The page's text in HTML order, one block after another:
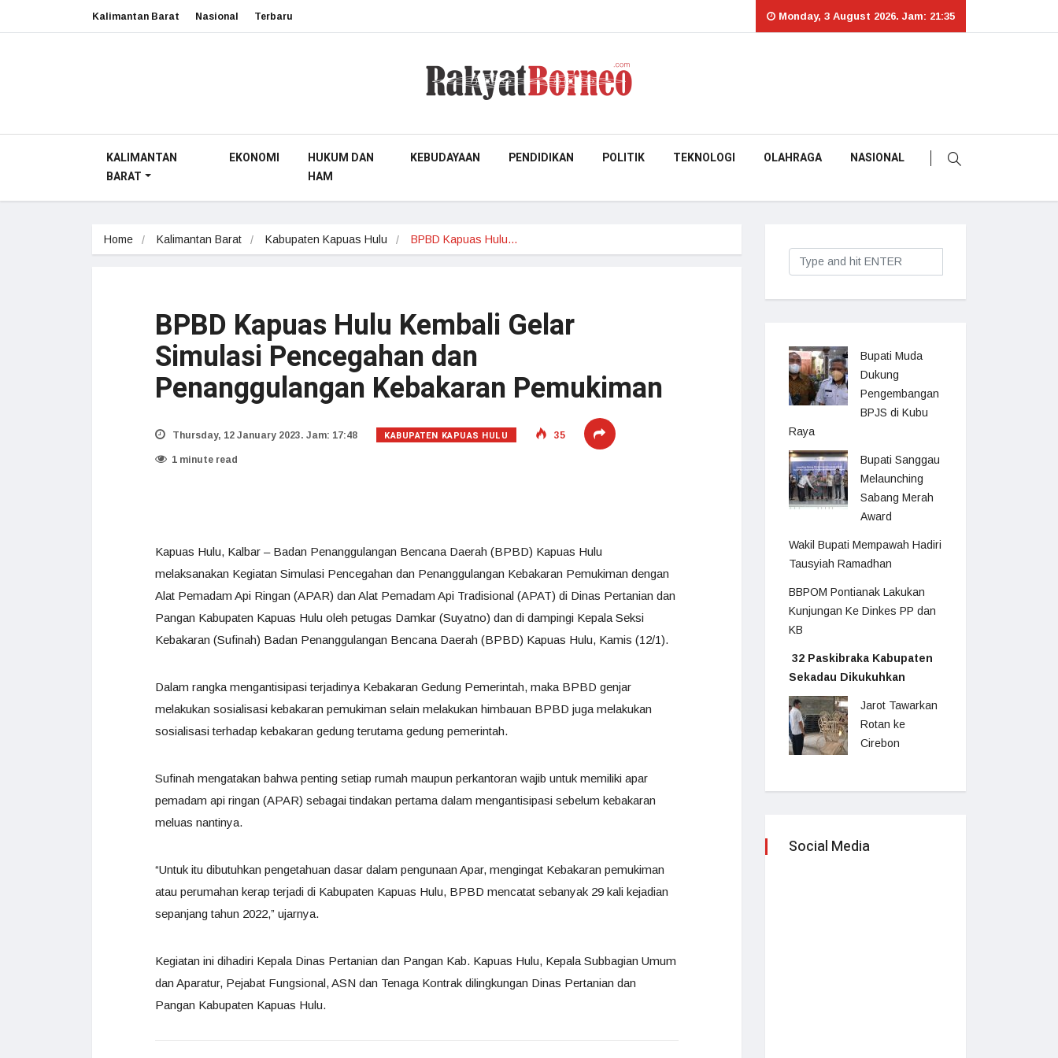
Kalimantan Barat Nasional Terbaru Monday, 3 August 2026. Jam: 21:35
KALIMANTAN
BARAT
EKONOMI
HUKUM DAN
HAM
KEBUDAYAAN PENDIDIKAN POLITIK TEKNOLOGI OLAHRAGA NASIONAL
Home Kalimantan Barat Kabupaten Kapuas Hulu BPBD Kapuas Hulu…
BPBD Kapuas Hulu Kembali Gelar
Simulasi Pencegahan dan
Penanggulangan Kebakaran Pemukiman
Thursday, 12 January 2023. Jam: 17:48 KABUPATEN KAPUAS HULU 35
1 minute read
Kapuas Hulu, Kalbar – Badan Penanggulangan Bencana Daerah (BPBD) Kapuas Hulu
melaksanakan Kegiatan Simulasi Pencegahan dan Penanggulangan Kebakaran Pemukiman dengan
Alat Pemadam Api Ringan (APAR) dan Alat Pemadam Api Tradisional (APAT) di Dinas Pertanian dan
Pangan Kabupaten Kapuas Hulu oleh petugas Damkar (Suyatno) dan di dampingi Kepala Seksi
Kebakaran (Sufinah) Badan Penanggulangan Bencana Daerah (BPBD) Kapuas Hulu, Kamis (12/1).
Dalam rangka mengantisipasi terjadinya Kebakaran Gedung Pemerintah, maka BPBD genjar
melakukan sosialisasi kebakaran pemukiman selain melakukan himbauan BPBD juga melakukan
sosialisasi terhadap kebakaran gedung terutama gedung pemerintah.
Sufinah mengatakan bahwa penting setiap rumah maupun perkantoran wajib untuk memiliki apar
pemadam api ringan (APAR) sebagai tindakan pertama dalam mengantisipasi sebelum kebakaran
meluas nantinya.
“Untuk itu dibutuhkan pengetahuan dasar dalam pengunaan Apar, mengingat Kebakaran pemukiman
atau perumahan kerap terjadi di Kabupaten Kapuas Hulu, BPBD mencatat sebanyak 29 kali kejadian
sepanjang tahun 2022,” ujarnya.
Kegiatan ini dihadiri Kepala Dinas Pertanian dan Pangan Kab. Kapuas Hulu, Kepala Subbagian Umum
dan Aparatur, Pejabat Fungsional, ASN dan Tenaga Kontrak dilingkungan Dinas Pertanian dan
Pangan Kabupaten Kapuas Hulu.
Bupati Muda
Dukung
Pengembangan
BPJS di Kubu
Raya
Bupati Sanggau
Melaunching
Sabang Merah
Award
Wakil Bupati Mempawah Hadiri
Tausyiah Ramadhan
BBPOM Pontianak Lakukan
Kunjungan Ke Dinkes PP dan
KB
32 Paskibraka Kabupaten
Sekadau Dikukuhkan
Jarot Tawarkan
Rotan ke
Cirebon
Social Media